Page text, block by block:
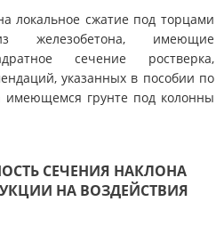
локальное сжатие под торцами
железобетона, имеющие
сечение ростверка,
указанных в пособии по
имеющемся грунте под колонны
СЕЧЕНИЯ НАКЛОНА
НА ВОЗДЕЙСТВИЯ